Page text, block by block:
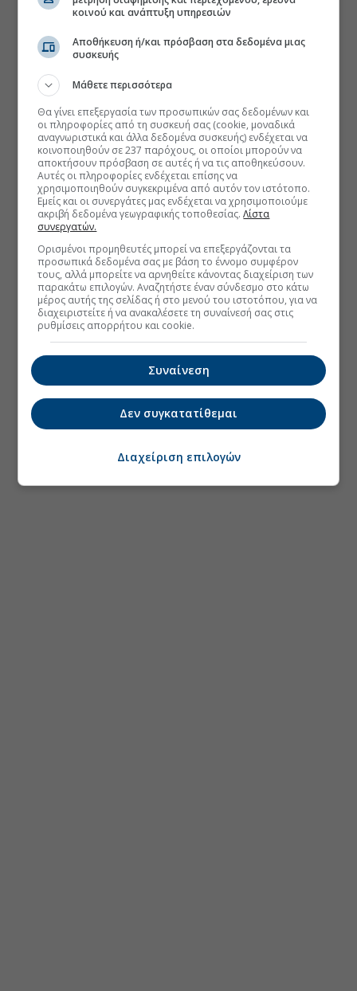
κοινού και ανάπτυξη υπηρεσιών
Αποθήκευση ή/και πρόσβαση στα δεδομένα μιας
συσκευής
Μάθετε περισσότερα
Θα γίνει επεξεργασία των προσωπικών σας δεδομένων και
οι πληροφορίες από τη συσκευή σας (cookie, μοναδικά
αναγνωριστικά και άλλα δεδομένα συσκευής) ενδέχεται να
κοινοποιηθούν σε 237 παρόχους, οι οποίοι μπορούν να
αποκτήσουν πρόσβαση σε αυτές ή να τις αποθηκεύσουν.
Αυτές οι πληροφορίες ενδέχεται επίσης να
χρησιμοποιηθούν συγκεκριμένα από αυτόν τον ιστότοπο.
Εμείς και οι συνεργάτες μας ενδέχεται να χρησιμοποιούμε
ακριβή δεδομένα γεωγραφικής τοποθεσίας.Λίστα
συνεργατών.
Ορισμένοι προμηθευτές μπορεί να επεξεργάζονται τα
προσωπικά δεδομένα σας με βάση το έννομο συμφέρον
τους, αλλά μπορείτε να αρνηθείτε κάνοντας διαχείριση των
παρακάτω επιλογών. Αναζητήστε έναν σύνδεσμο στο κάτω
μέρος αυτής της σελίδας ή στο μενού του ιστοτόπου, για να
διαχειριστείτε ή να ανακαλέσετε τη συναίνεσή σας στις
ρυθμίσεις απορρήτου και cookie.
Συναίνεση
Δεν συγκατατίθεμαι
Διαχείριση επιλογών